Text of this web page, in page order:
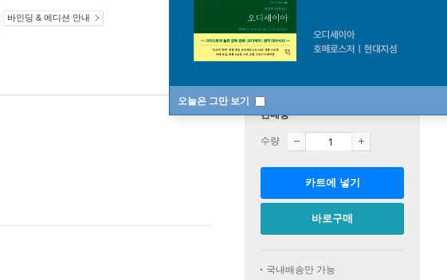
오늘은 그만 보기
바인딩 & 에디션 안내
판매중
수량
카트에 넣기
바로구매
국내배송만 가능